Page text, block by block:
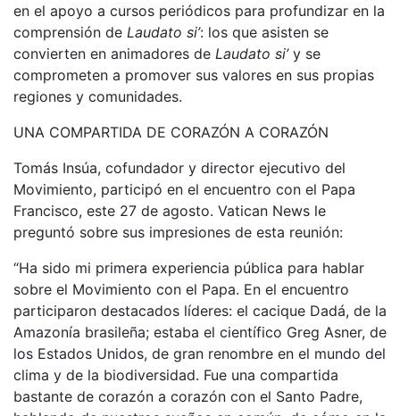
en el apoyo a cursos periódicos para profundizar en la
comprensión de Laudato si’: los que asisten se
convierten en animadores de Laudato si’y se
comprometen a promover sus valores en sus propias
regiones y comunidades.
UNA COMPARTIDA DE CORAZÓN A CORAZÓN
Tomás Insúa, cofundador y director ejecutivo del
Movimiento, participó en el encuentro con el Papa
Francisco, este 27 de agosto. Vatican News le
preguntó sobre sus impresiones de esta reunión:
“Ha sido mi primera experiencia pública para hablar
sobre el Movimiento con el Papa. En el encuentro
participaron destacados líderes: el cacique Dadá, de la
Amazonía brasileña; estaba el científico Greg Asner, de
los Estados Unidos, de gran renombre en el mundo del
clima y de la biodiversidad. Fue una compartida
bastante de corazón a corazón con el Santo Padre,